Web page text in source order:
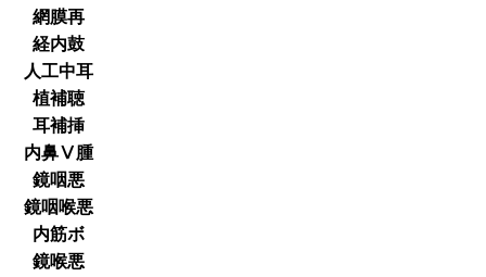
網膜再
経内鼓
人工中耳
植補聴
耳補挿
内鼻Ⅴ腫
鏡咽悪
鏡咽喉悪
内筋ボ
鏡喉悪